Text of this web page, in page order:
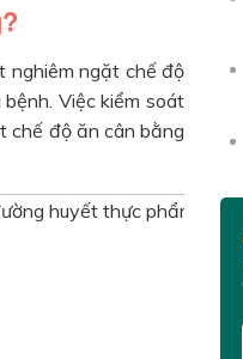
nghiêm ngặt chế độ
Việc kiểm soát
chế độ ăn cân bằng